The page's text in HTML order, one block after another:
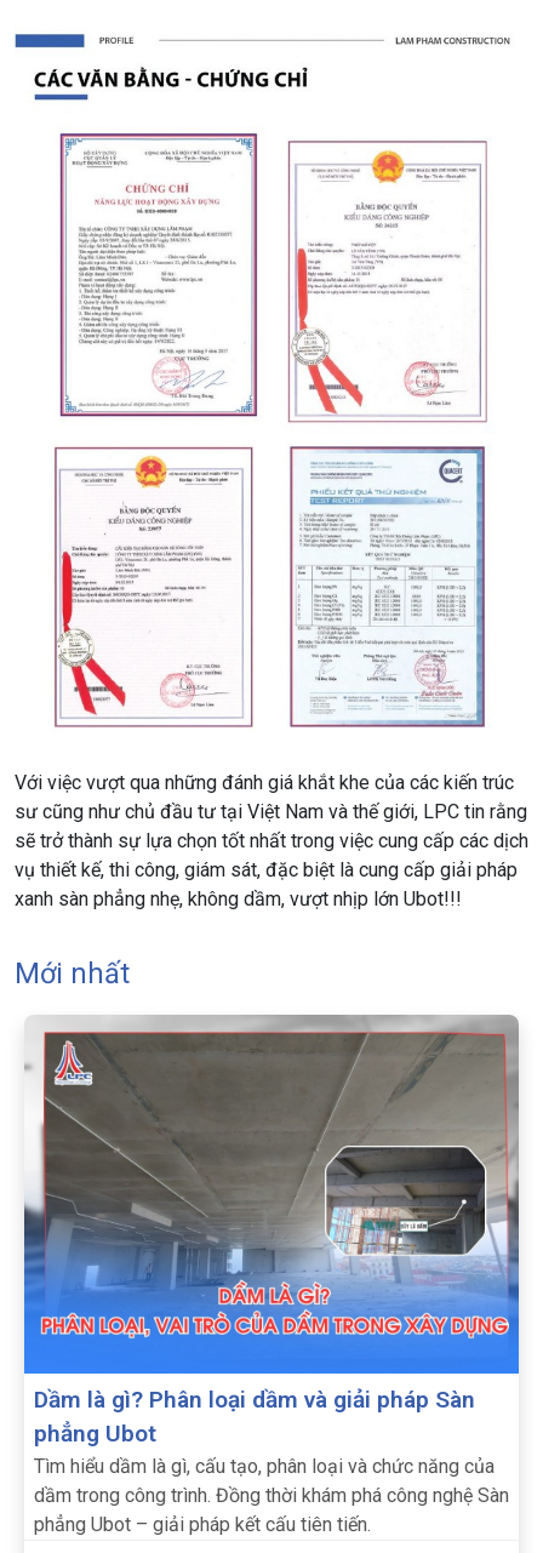
Với việc vượt qua những đánh giá khắt khe của các kiến trúc
sư cũng như chủ đầu tư tại Việt Nam và thế giới, LPC tin rằng
sẽ trở thành sự lựa chọn tốt nhất trong việc cung cấp các dịch
vụ thiết kế, thi công, giám sát, đặc biệt là cung cấp giải pháp
xanh sàn phẳng nhẹ, không dầm, vượt nhịp lớn Ubot!!!
Mới nhất
Dầm là gì? Phân loại dầm và giải pháp Sàn
phẳng Ubot
Tìm hiểu dầm là gì, cấu tạo, phân loại và chức năng của
dầm trong công trình. Đồng thời khám phá công nghệ Sàn
phẳng Ubot – giải pháp kết cấu tiên tiến.